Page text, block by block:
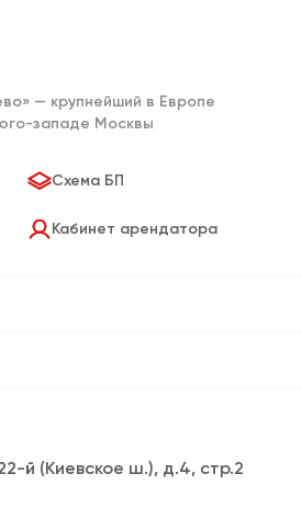
— крупнейший в Европе
западе Москвы
й (Киевское ш.), д.4, стр.2
Схема БП
Кабинет арендатора